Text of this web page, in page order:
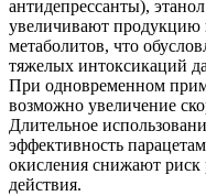
антидепрессанты),
увеличивают продукцию
метаболитов, что
тяжелых интоксикаций
При одновременном
возможно увеличение
Длительное
эффективность
окисления снижают риск
действия.